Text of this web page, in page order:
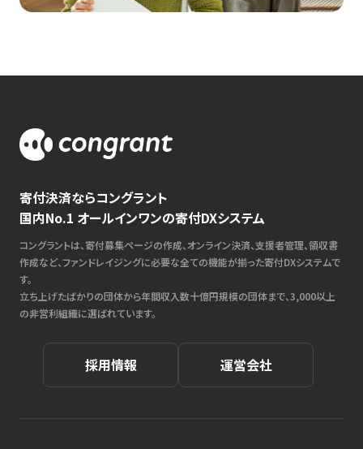
寄付決済ならコングラント
国内No.1 オールインワンの寄付DXシステム
コングラントは、寄付募集ページの作成、オンライン決済、支援者管理、領収書
作成など、ファンドレイジングに必要な全ての機能が揃った寄付DXシステムで
す。
立ち上げたばかりの団体から年間収入数十億円規模の団体まで、3,000以上
の非営利組織に選ばれています。
採用情報 運営会社